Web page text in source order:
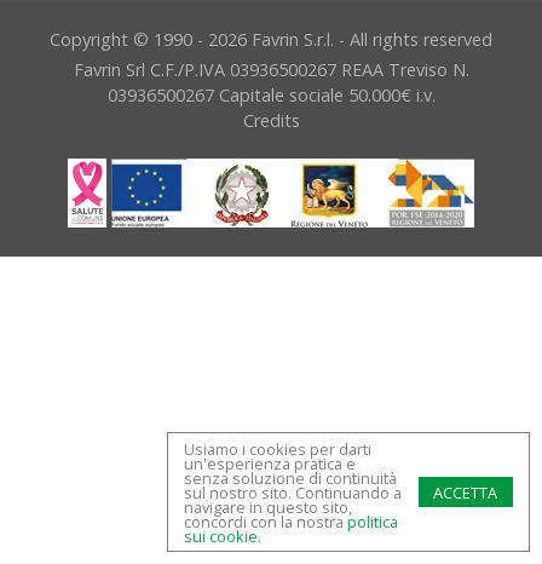
Usiamo i cookies per darti
un'esperienza pratica e
senza soluzione di continuità
sul nostro sito. Continuando a
navigare in questo sito,
concordi con la nostra politica
sui cookie.
Copyright © 1990 - 2026 Favrin S.r.l. - All rights reserved
Favrin Srl C.F./P.IVA 03936500267 REAA Treviso N.
03936500267 Capitale sociale 50.000€ i.v.
Credits